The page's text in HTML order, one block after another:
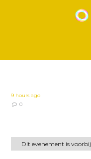
9 hours ago
0
Dit evenement is voorbij.